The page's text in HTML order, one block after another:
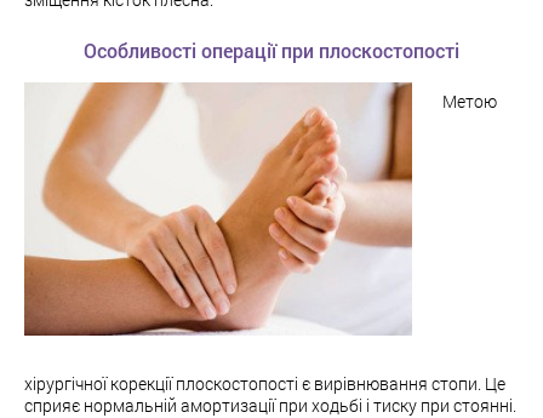
Особливості операції при плоскостопості
Метою
хірургічної корекції плоскостопості є вирівнювання стопи. Це
сприяє нормальній амортизації при ходьбі і тиску при стоянні.